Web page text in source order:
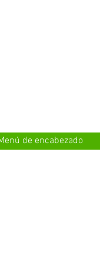
de encabezado